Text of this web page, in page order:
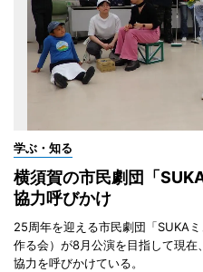
学ぶ・知る
横須賀の市民劇団「
協力呼びかけ
25周年を迎える市民劇団「SUKA
作る会）が8月公演を目指して現
協力を呼びかけている。